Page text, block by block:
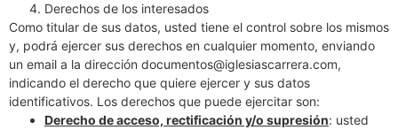
Derechos de los interesados
Como titular de sus datos, usted tiene el control sobre los mismos
y, podrá ejercer sus derechos en cualquier momento, enviando
un email a la dirección documentos@iglesiascarrera.com,
indicando el derecho que quiere ejercer y sus datos
identificativos. Los derechos que puede ejercitar son:
Derecho de acceso, rectificación y/o supresión: usted